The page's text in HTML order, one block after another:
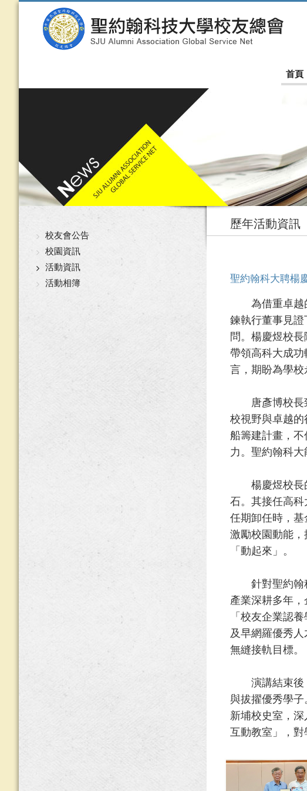
首頁
校友會公告
校園資訊
活動資訊
活動相簿
歷年活動資訊
聖約翰科大聘楊
為借重卓越的
鍊執行董事見
問。楊慶煜校
帶領高科大成
言，期盼為學校
唐彥博校長致
校視野與卓越
船籌建計畫，
力。聖約翰科
楊慶煜校長的
石。其接任高
任期卸任時，
激勵校園動能
「動起來」。
針對聖約翰科
產業深耕多年
「校友企業認
及早網羅優秀
無縫接軌目標。
演講結束後，
與拔擢優秀學子
新埔校史室，
互動教室」，對